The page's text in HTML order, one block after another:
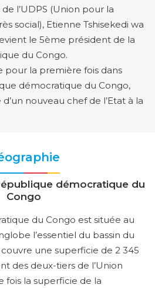
l’UDPS (Union pour la
social), Etienne Tshisekedi wa
le 5ème président de la
du Congo.
la première fois dans
démocratique du Congo,
nouveau chef de l’Etat à la
démocratique du
Congo
du Congo est située au
l’essentiel du bassin du
une superficie de 2 345
des deux-tiers de l’Union
fois la superficie de la